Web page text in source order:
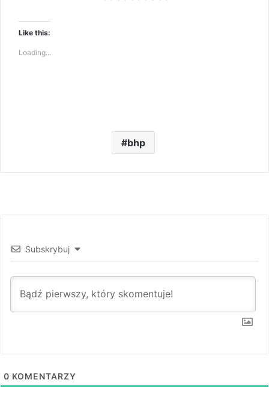
Like this:
Loading...
bhp
Subskrybuj
0 KOMENTARZY